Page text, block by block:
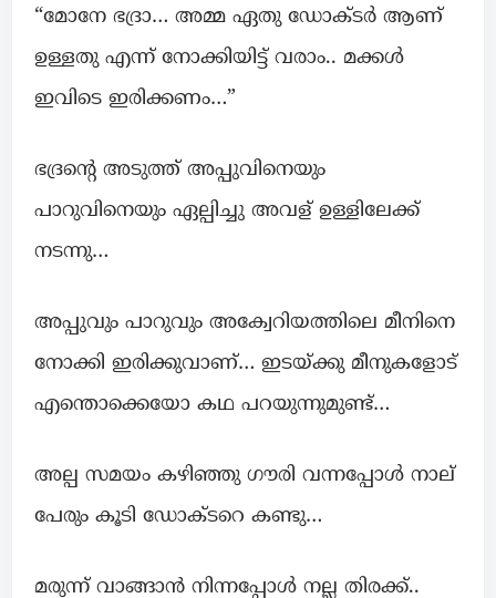
“മോനേ ഭദ്രാ… അമ്മ ഏതു ഡോക്ടർ ആണ്
ഉള്ളതു എന്ന് നോക്കിയിട്ട് വരാം.. മക്കള്‍
ഇവിടെ ഇരിക്കണം…”
ഭദ്രന്റെ അടുത്ത് അപ്പുവിനെയും
പാറുവിനെയും ഏല്പിച്ചു അവള് ഉള്ളിലേക്ക്
നടന്നു…
അപ്പുവും പാറുവും അക്വേറിയത്തിലെ മീനിനെ
നോക്കി ഇരിക്കുവാണ്… ഇടയ്ക്കു മീനുകളോട്
എന്തൊക്കെയോ കഥ പറയുന്നുമുണ്ട്…
അല്പ സമയം കഴിഞ്ഞു ഗൗരി വന്നപ്പോള്‍ നാല്
പേരും കൂടി ഡോക്ടറെ കണ്ടു…
മരുന്ന് വാങ്ങാന്‍ നിന്നപ്പോള്‍ നല്ല തിരക്ക്..